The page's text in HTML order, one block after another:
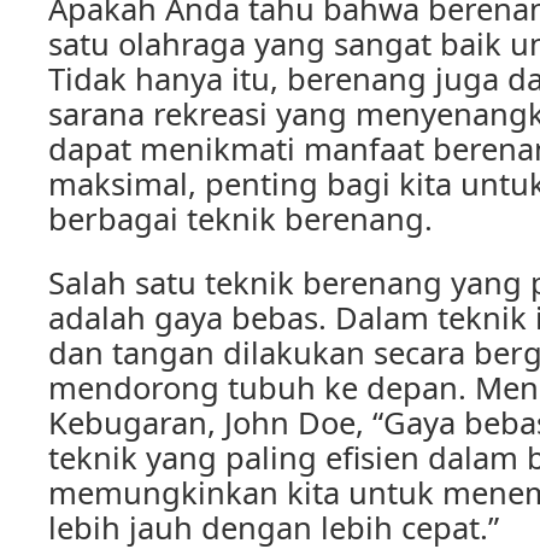
Apakah Anda tahu bahwa
satu olahraga yang sangat baik
Tidak hanya itu, berenang juga
sarana rekreasi yang
dapat menikmati manfaat
maksimal, penting bagi kita
berbagai teknik berenang.
Salah satu teknik berenang
adalah gaya bebas. Dalam
dan tangan dilakukan secara
mendorong tubuh ke depan.
Kebugaran, John Doe, “Gaya
teknik yang paling efisien dalam
memungkinkan kita untuk
lebih jauh dengan lebih cepat.”